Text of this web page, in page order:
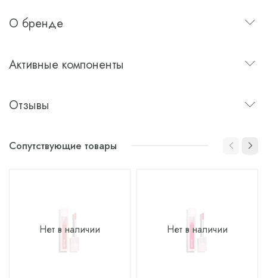
О бренде
Активные компоненты
Отзывы
Сопутствующие товары
Нет в наличии Нет в наличии